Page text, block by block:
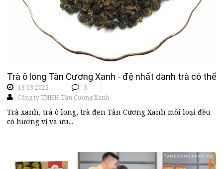
Trà ô long Tân Cương Xanh - đệ nhất danh trà có thể
18 03 2022
3
Công ty TNHH Tân Cương Xanh
Trà xanh, trà ô long, trà đen Tân Cương Xanh mỗi loại đều
có hương vị và ưu...